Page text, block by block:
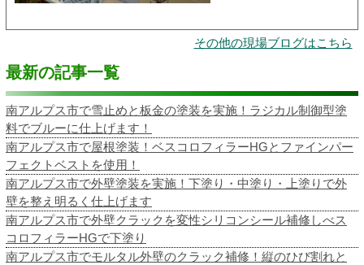
その他の現場ブログはこちら
最新の記事一覧
南アルプス市で雪止めと板金の塗装を実施！ラジカル制御型塗
料でブルーに仕上げます！
南アルプス市で屋根塗装！ベスコロフィラーHGとファインパー
フェクトベストを使用！
南アルプス市で外壁塗装を実施！下塗り・中塗り・上塗りで外
壁を整え明るく仕上げます
南アルプス市で外壁クラックを変性シリコンシール補修しべス
コロフィラーHGで下塗り
南アルプス市でモルタル外壁のクラック補修！縦のひび割れと